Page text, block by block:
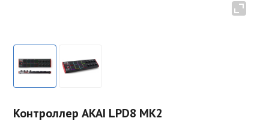
Контроллер AKAI LPD8 MK2